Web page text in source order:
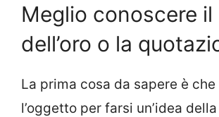
Meglio conoscere il
dell’oro o la
La prima cosa da sapere è che
l’oggetto per farsi un’idea della